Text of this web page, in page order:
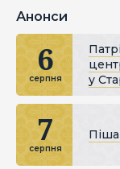
Анонси
6
серпня
у
7
серпня